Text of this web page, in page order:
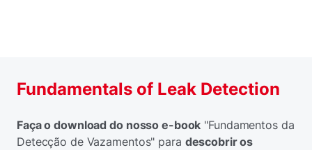
Fundamentals of Leak Detection
Faça o download do nosso e-book "Fundamentos da
Detecção de Vazamentos" para descobrir os